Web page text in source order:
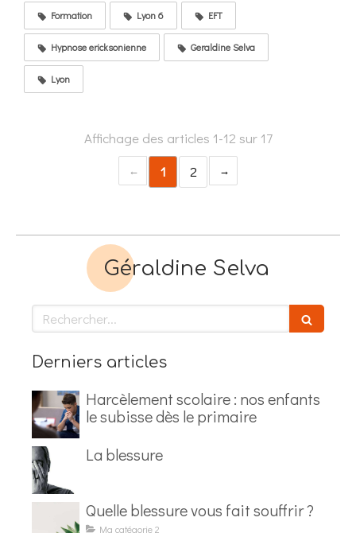
Formation Lyon 6 EFT
Hypnose ericksonienne Geraldine Selva
Lyon
Affichage des articles 1-12 sur 17
1
2
Géraldine Selva
Rechercher
Derniers articles
Harcèlement scolaire : nos enfants
le subisse dès le primaire
La blessure
Quelle blessure vous fait souffrir ?
Ma catégorie 2